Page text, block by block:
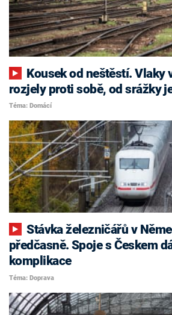
rozjely proti sobě, od srážky
Téma: Domácí
Stávka železničářů v Německu skončila
předčasně. Spoje s Českem
komplikace
Téma: Doprava